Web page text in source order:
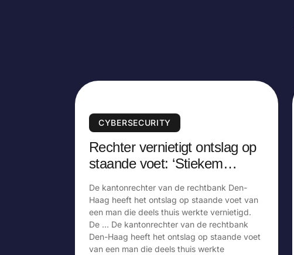
CYBERSECURITY
Rechter vernietigt ontslag op
staande voet: ‘Stiekem
De kantonrechter van de rechtbank Den-
Haag heeft het ontslag op staande voet van
een man die deels thuis werkte vernietigd.
De … De kantonrechter van de rechtbank
Den-Haag heeft het ontslag op staande voet
van een man die deels thuis werkte